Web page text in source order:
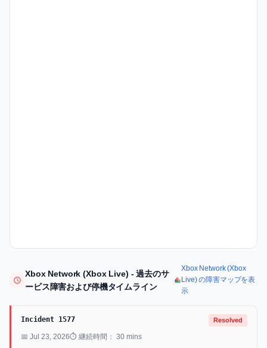
Xbox Network (Xbox Live) - 過去のサ
ービス障害および停機タイムライン
Xbox Network (Xbox
Live) の障害マップを表
示
Incident 1577 Resolved
📅 Jul 23, 2026⏱ 継続時間： 30 mins